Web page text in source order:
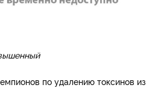
по удалению токсинов из